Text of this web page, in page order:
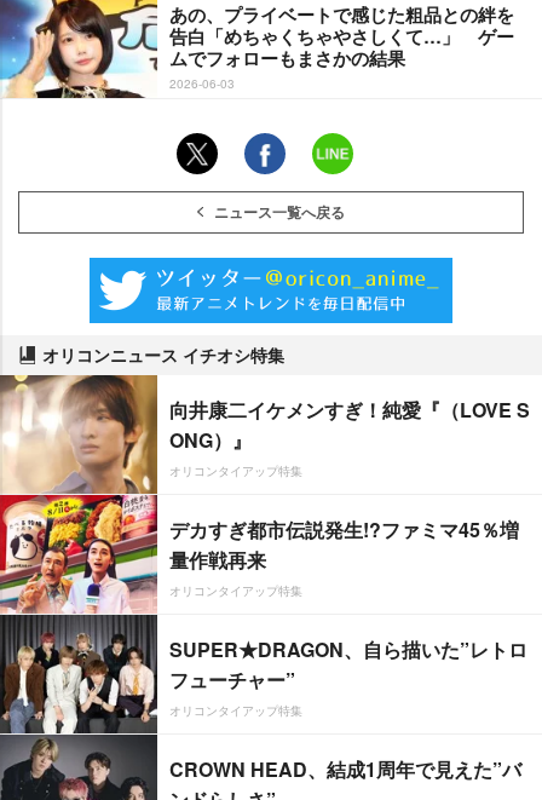
あの、プライベートで感じた粗品との絆を
告白「めちゃくちゃやさしくて…」 ゲー
ムでフォローもまさかの結果
2026-06-03
ニュース一覧へ戻る
オリコンニュース イチオシ特集
向井康二イケメンすぎ！純愛『（LOVE S
ONG）』
オリコンタイアップ特集
デカすぎ都市伝説発生!?ファミマ45％増
量作戦再来
オリコンタイアップ特集
SUPER★DRAGON、自ら描いた”レトロ
フューチャー”
オリコンタイアップ特集
CROWN HEAD、結成1周年で見えた”バ